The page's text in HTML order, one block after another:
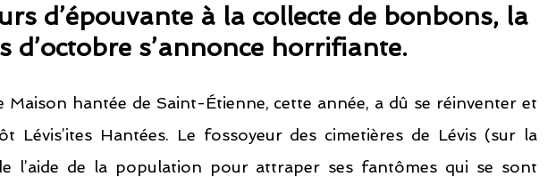
d’épouvante à la collecte de bonbons, la
d’octobre s’annonce horrifiante.
Maison hantée de Saint-Étienne, cette année, a dû se réinventer et
Lévis’ites Hantées. Le fossoyeur des cimetières de Lévis (sur la
l’aide de la population pour attraper ses fantômes qui se sont